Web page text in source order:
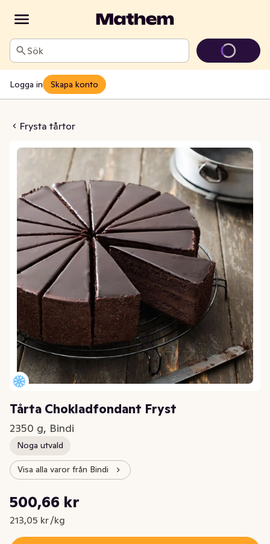
Sök
Logga in Skapa konto
Frysta tårtor
Fryst
Tårta Chokladfondant Fryst
2350 g, Bindi
Noga utvald
Visa alla varor från Bindi
Nuvarande pris är: 500,66 kr
500,66 kr
213,05 kr /kg
Styckpris: 213,05 kr /kg